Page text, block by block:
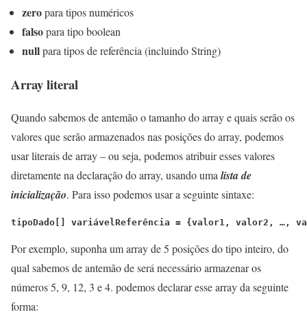
zeropara tipos numéricos
falsopara tipo boolean
nullpara tipos de referência (incluindo String)
Array literal
Quando sabemos de antemão o tamanho do array e quais serão os
valores que serão armazenados nas posições do array, podemos
usar literais de array – ou seja, podemos atribuir esses valores
diretamente na declaração do array, usando umalista de
inicialização. Para isso podemos usar a seguinte sintaxe:
tipoDado[] variávelReferência = {valor1, valor2, …,
Por exemplo, suponha um array de 5 posições do tipo inteiro, do
qual sabemos de antemão de será necessário armazenar os
números 5, 9, 12, 3 e 4. podemos declarar esse array da seguinte
forma: